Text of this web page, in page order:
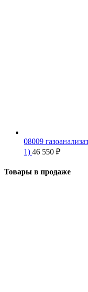
08009
1) 46 550 ₽
Товары в продаже